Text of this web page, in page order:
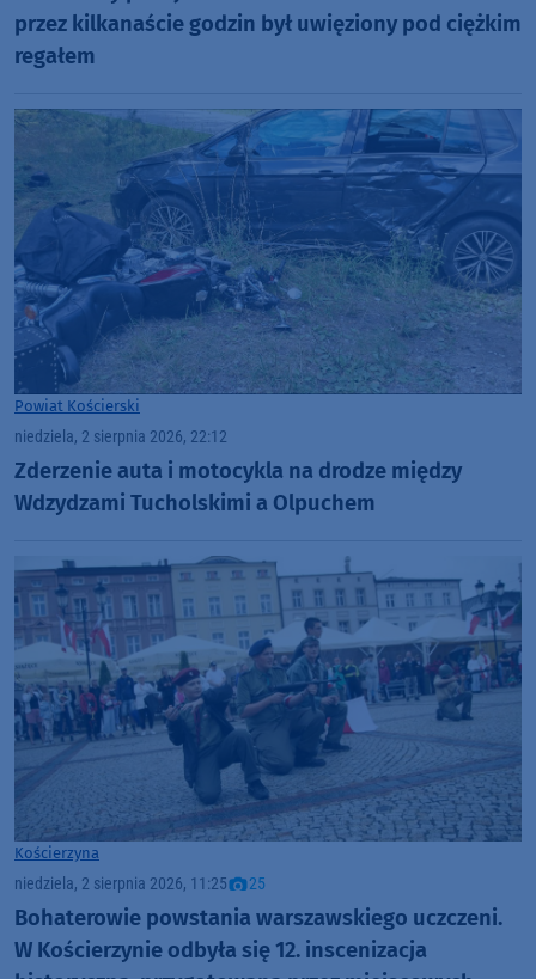
przez kilkanaście godzin był uwięziony pod ciężkim
regałem
Powiat Kościerski
niedziela, 2 sierpnia 2026, 22:12
Zderzenie auta i motocykla na drodze między
Wdzydzami Tucholskimi a Olpuchem
Kościerzyna
niedziela, 2 sierpnia 2026, 11:25 25
Bohaterowie powstania warszawskiego uczczeni.
W Kościerzynie odbyła się 12. inscenizacja